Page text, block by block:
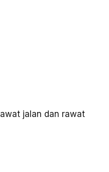
jalan dan rawat